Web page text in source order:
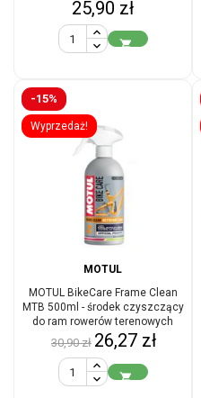
Cena
25,90 zł

-15%
Wyprzedaż!
MOTUL
MOTUL BikeCare Frame Clean
MTB 500ml - środek czyszczący
do ram rowerów terenowych
Cena
podstawowa
30,90 zł Cena
26,27 zł
